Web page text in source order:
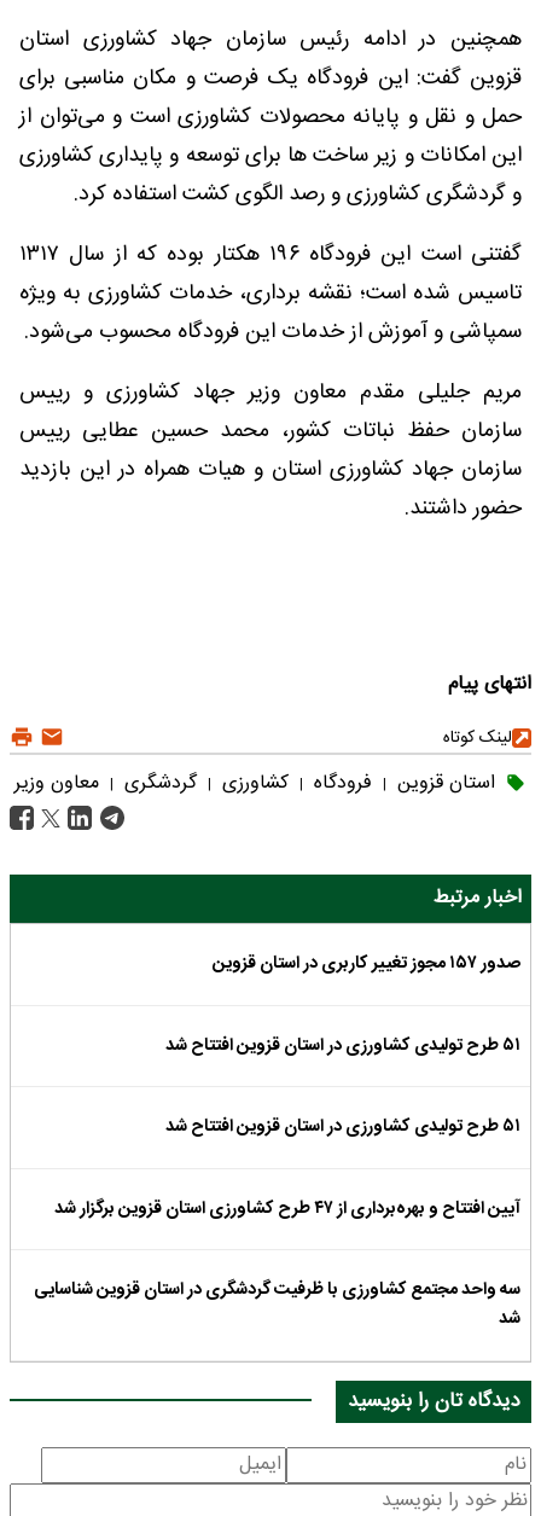
همچنین در ادامه رئیس سازمان جهاد کشاورزی استان
قزوین گفت: این فرودگاه یک فرصت و مکان مناسبی برای
حمل و نقل و پایانه محصولات کشاورزی است و می‌توان از
این امکانات و زیر ساخت ها برای توسعه و پایداری کشاورزی
و گردشگری کشاورزی و رصد الگوی کشت استفاده کرد.
گفتنی است این فرودگاه ۱۹۶ هکتار بوده که از سال ۱۳۱۷
تاسیس شده است؛ نقشه برداری، خدمات کشاورزی به ویژه
سمپاشی و آموزش از خدمات این فرودگاه محسوب می‌شود.
مریم جلیلی مقدم معاون وزیر جهاد کشاورزی و رییس
سازمان حفظ نباتات کشور، محمد حسین عطایی رییس
سازمان جهاد کشاورزی استان و هیات همراه در این بازدید
حضور داشتند.
انتهای پیام
لینک کوتاه
استان قزوین | فرودگاه | کشاورزی | گردشگری | معاون وزیر
اخبار مرتبط
صدور ۱۵۷ مجوز تغییر کاربری در استان قزوین
۵۱ طرح تولیدی کشاورزی در استان قزوین افتتاح شد
۵۱ طرح تولیدی کشاورزی در استان قزوین افتتاح شد
آیین افتتاح و بهره‌برداری از ۴۷ طرح کشاورزی استان قزوین برگزار شد
سه واحد مجتمع کشاورزی با ظرفیت گردشگری در استان قزوین شناسایی
شد
دیدگاه تان را بنویسید